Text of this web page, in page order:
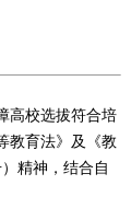
高校选拔符合培
教育法》及《教
精神，结合自